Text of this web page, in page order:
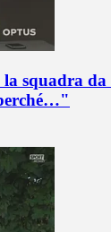
squadra da